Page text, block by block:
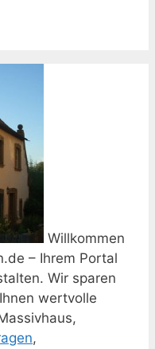
Willkommen
– Ihrem Portal
Wir sparen
wertvolle
,